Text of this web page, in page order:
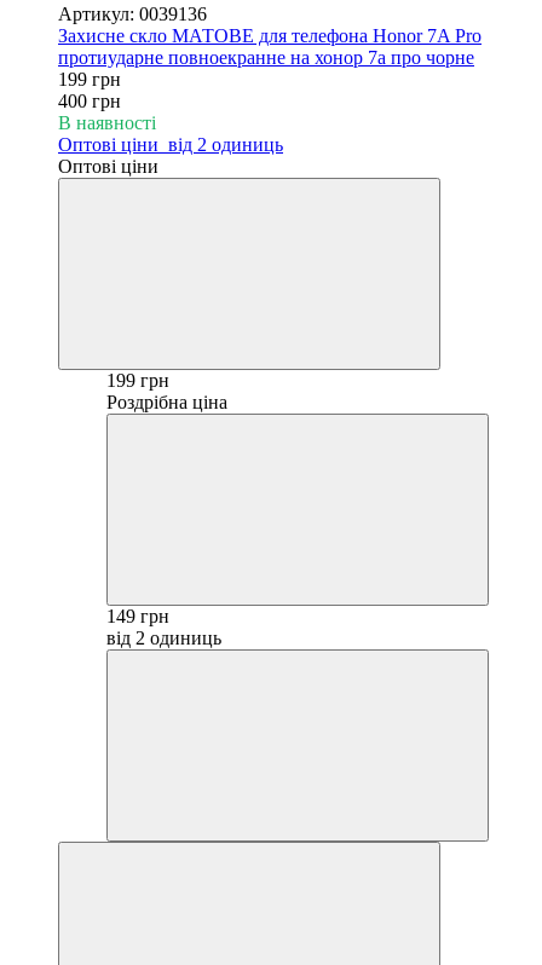
Артикул: 0039136
Захисне скло МАТОВЕ для телефона Honor 7A Pro
протиударне повноекранне на хонор 7а про чорне
199 грн
400 грн
В наявності
Оптові ціни від 2 одиниць
Оптові ціни
199 грн
Роздрібна ціна
149 грн
від 2 одиниць